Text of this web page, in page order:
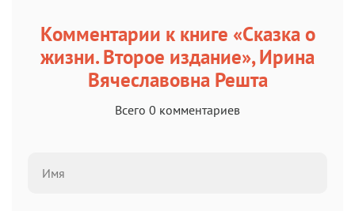
Комментарии к книге «Сказка о
жизни. Второе издание», Ирина
Вячеславовна Решта
Всего 0 комментариев